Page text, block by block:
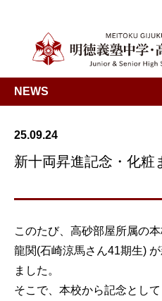
NEWS
25.09.24
新十両昇進記念・化粧
このたび、高砂部屋所属の
龍関(石崎涼馬さん41期生)
ました。
そこで、本校から記念とし